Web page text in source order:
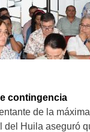
contingencia
de la
del Huila aseguró